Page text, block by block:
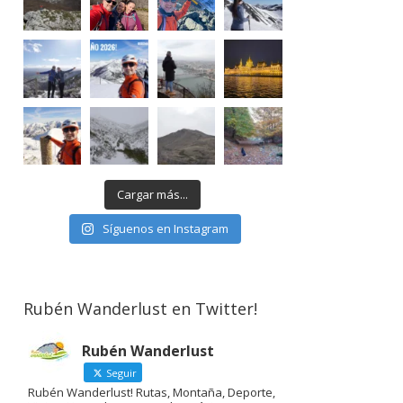
Cargar más...
Síguenos en Instagram
Rubén Wanderlust en Twitter!
Rubén Wanderlust
Seguir
Rubén Wanderlust! Rutas, Montaña, Deporte,